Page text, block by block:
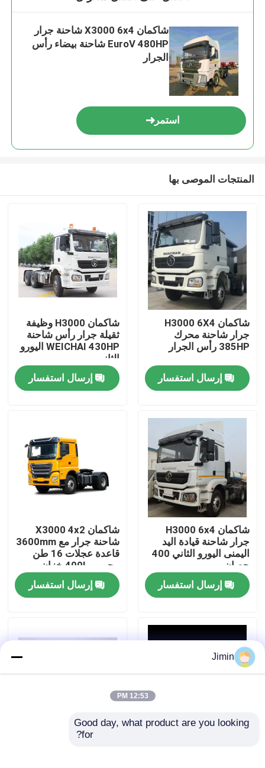
المنزل
المنتجات
معلومات عنا
جولة في المعمل
رقابة جودة
أخبار
شاحنة قلابة ثقيلة
شاكمان X3000 6x4 شاحنة جرار
EuroV 480HP شاحنة بيضاء رأس
الجرار
استمر
المنتجات الموصى بها
شاكمان H3000 6X4
جرار شاحنة محرك
385HP رأس الجرار
إرسال استفسار
شاكمان H3000 وظيفة
ثقيلة جرار رأس شاحنة
WEICHAI 430HP اليورو
الثاني
إرسال استفسار
شاكمان H3000 6x4
جرار شاحنة قيادة اليد
اليمنى اليورو الثاني 400
حصان
إرسال استفسار
شاكمان X3000 4x2
شاحنة جرار مع 3600mm
قاعدة عجلات 16 طن
محور و 400L خزان
الوقود
إرسال استفسار
Jimin
12:53 PM
Good day, what product are you looking
for?